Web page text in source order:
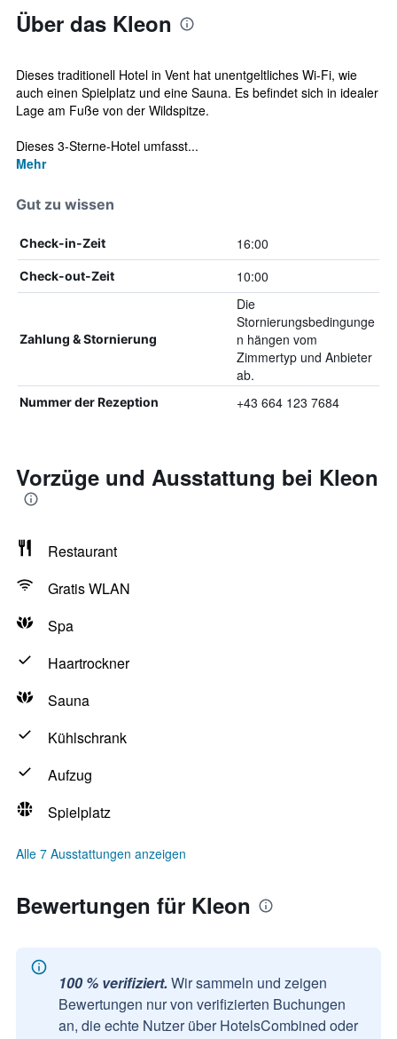
Über das Kleon
Dieses traditionell Hotel in Vent hat unentgeltliches Wi-Fi, wie
auch einen Spielplatz und eine Sauna. Es befindet sich in idealer
Lage am Fuße von der Wildspitze.
Dieses 3-Sterne-Hotel umfasst...
Mehr
Gut zu wissen
Check-in-Zeit 16:00
Check-out-Zeit 10:00
Zahlung & Stornierung
Die
Stornierungsbedingunge
n hängen vom
Zimmertyp und Anbieter
ab.
Nummer der Rezeption +43 664 123 7684
Vorzüge und Ausstattung bei Kleon
Restaurant
Gratis WLAN
Spa
Haartrockner
Sauna
Kühlschrank
Aufzug
Spielplatz
Alle 7 Ausstattungen anzeigen
Bewertungen für Kleon
100 % verifiziert. Wir sammeln und zeigen
Bewertungen nur von verifizierten Buchungen
an, die echte Nutzer über HotelsCombined oder